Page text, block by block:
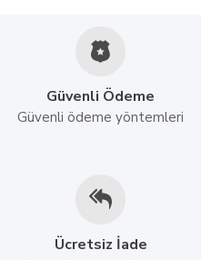
Güvenli Ödeme
Güvenli ödeme yöntemleri
Ücretsiz İade